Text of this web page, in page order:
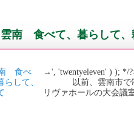
雲南 食べて、暮らして、
→', 'twentyeleven' ) ); */
以前、雲南市で制
リヴァホールの大会議